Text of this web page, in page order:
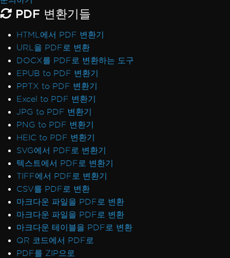
PDF 변환기들
HTML에서 PDF 변환기
URL을 PDF로 변환
DOCX를 PDF로 변환하는 도구
EPUB to PDF 변환기
PPTX to PDF 변환기
Excel to PDF 변환기
JPG to PDF 변환기
PNG to PDF 변환기
HEIC to PDF 변환기
SVG에서 PDF로 변환기
텍스트에서 PDF로 변환기
TIFF에서 PDF로 변환기
CSV를 PDF로 변환
마크다운 파일을 PDF로 변환
마크다운 파일을 PDF로 변환
마크다운 테이블을 PDF로 변환
QR 코드에서 PDF로
PDF를 ZIP으로